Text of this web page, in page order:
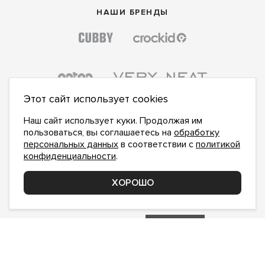
НАШИ БРЕНДЫ
ПОДПИСАТЬСЯ НА НОВОСТИ:
сполитикой конфиденциальностиознакомлен и
Этот сайт использует cookies
Наш сайт использует куки. Продолжая им
пользоваться, вы соглашаетесь на обработку
персональных данных в соответствии с политикой
конфиденциальности.
ХОРОШО